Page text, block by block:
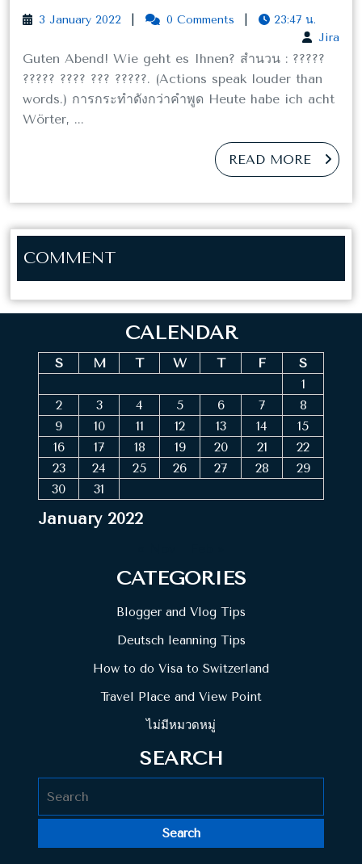
3 January 2022
2022
0 Comments
23:47 น.
Jira
Guten Abend! Wie geht es Ihnen? สำนวน : ?????
????? ???? ??? ?????. (Actions speak louder than
words.) การกระทำดังกว่าคำพูด Heute habe ich acht
Wörter, ...
READ MORE
COMMENT
CALENDAR
January 2022
S M T W T F
S
1
2
3 4 5 6 7
8
9
10 11 12 13 14
15
16
17 18 19 20 21
22
23
24 25 26 27 28
29
30
31
CATEGORIES
Blogger and Vlog Tips
Deutsch leanning Tips
How to do Visa to Switzerland
Travel Place and View Point
ไม่มีหมวดหมู่
SEARCH